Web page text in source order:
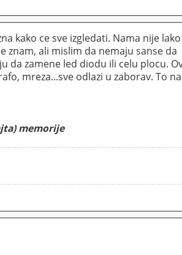
kako ce sve izgledati. Nama nije
znam, ali mislim da nemaju sanse da
da zamene led diodu ili celu plocu.
mreza...sve odlazi u zaborav. To
memorije